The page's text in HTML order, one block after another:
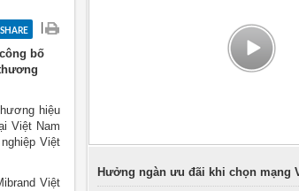
SHARE
bố
hiệu
Việt Nam
Việt
Việt
Hưởng ngàn ưu đãi khi chọn mạng